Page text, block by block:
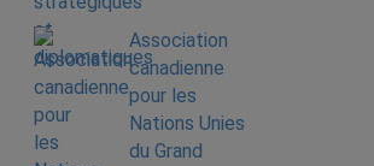
Association
canadienne
pour les
Nations Unies
du Grand